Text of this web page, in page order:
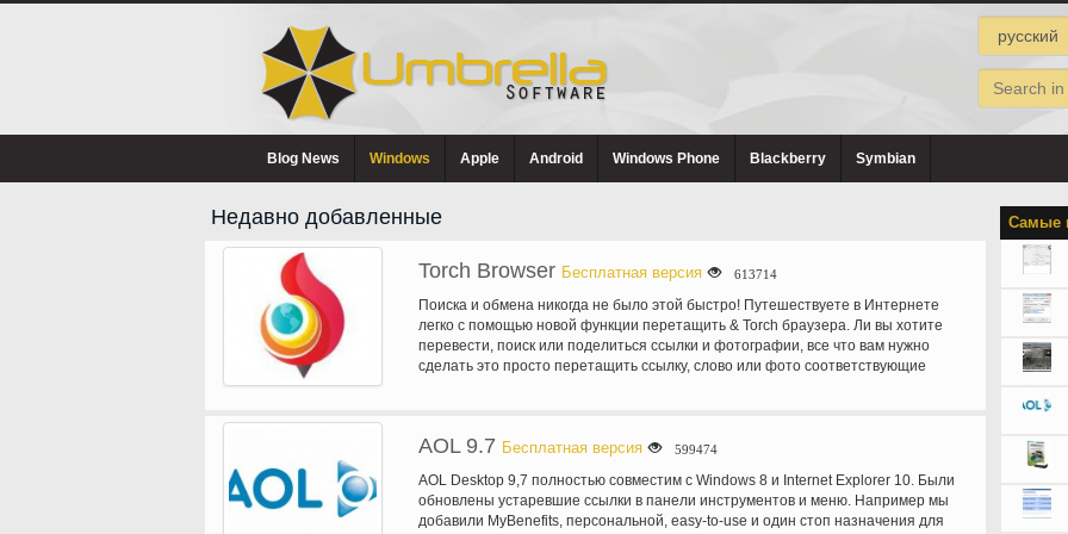
Blog News Windows Apple Android Windows Phone Blackberry Symbian
Недавно добавленные
Torch Browser Бесплатная версия 613714
Поиска и обмена никогда не было этой быстро! Путешествуете в Интернете
легко с помощью новой функции перетащить & Torch браузера. Ли вы хотите
перевести, поиск или поделиться ссылки и фотографии, все что вам нужно
сделать это просто перетащить ссылку, слово или фото соответствующие
факел делает его простым в использовании и управление задачами загрузки
программного обеспечения. Torch браузера встроенный торрент возможности
загрузки файлов становится легко и просто сделать. СМИ Grabber Torch
браузера позволяет вам не только найти видео и песни, но также легко
AOL 9.7 Бесплатная версия 599474
AOL Desktop 9,7 полностью совместим с Windows 8 и Internet Explorer 10. Были
обновлены устаревшие ссылки в панели инструментов и меню. Например мы
добавили MyBenefits, персональной, easy-to-use и один стоп назначения для
Самые